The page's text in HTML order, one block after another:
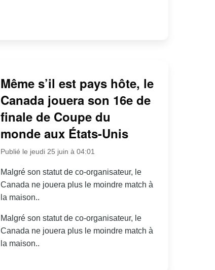
Même s’il est pays hôte, le
Canada jouera son 16e de
finale de Coupe du
monde aux États-Unis
Publié le jeudi 25 juin à 04:01
Malgré son statut de co-organisateur, le
Canada ne jouera plus le moindre match à
la maison..
Malgré son statut de co-organisateur, le
Canada ne jouera plus le moindre match à
la maison..